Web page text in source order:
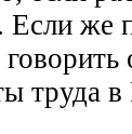
же
труда